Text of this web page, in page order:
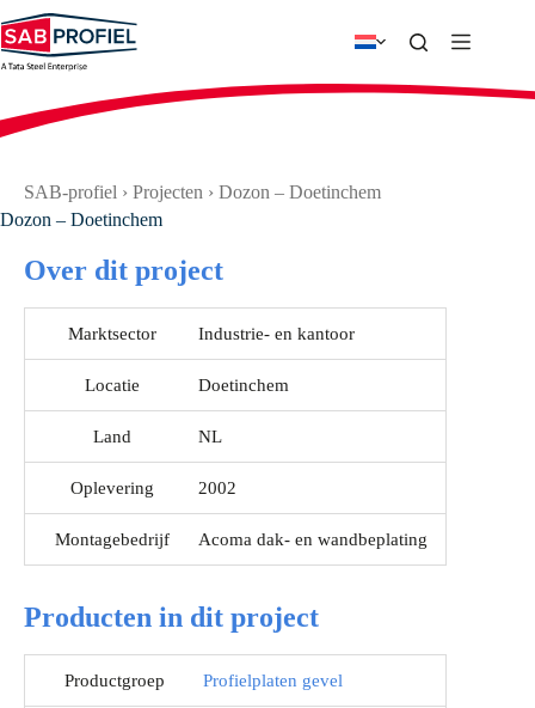
naar
de
inhoud
SAB-profiel › Projecten › Dozon – Doetinchem
Dozon – Doetinchem
Over dit project
Marktsector Industrie- en kantoor
Locatie Doetinchem
Land NL
Oplevering 2002
Montagebedrijf Acoma dak- en wandbeplating
Producten in dit project
Productgroep Profielplaten gevel